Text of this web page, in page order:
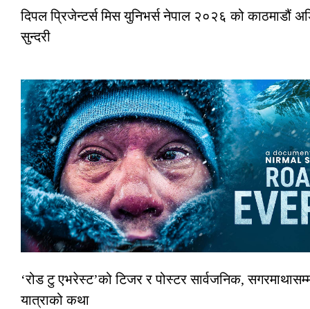
दिपल प्रिजेन्टर्स मिस युनिभर्स नेपाल २०२६ को काठमाडौं
सुन्दरी
‘रोड टु एभरेस्ट’को टिजर र पोस्टर सार्वजनिक,
यात्राको कथा